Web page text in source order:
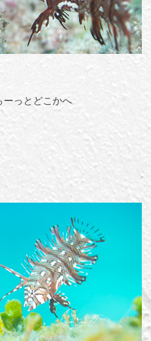
ーっとどこかへ